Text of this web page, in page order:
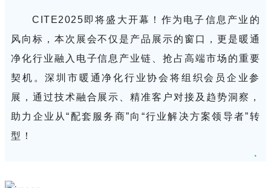
CITE2025即将盛大开幕！作为电子信息产业的
风向标，本次展会不仅是产品展示的窗口，更是暖通
净化行业融入电子信息产业链、抢占高端市场的重要
契机。深圳市暖通净化行业协会将组织会员企业参
展，通过技术融合展示、精准客户对接及趋势洞察，
助力企业从“配套服务商”向“行业解决方案领导者”转
型！